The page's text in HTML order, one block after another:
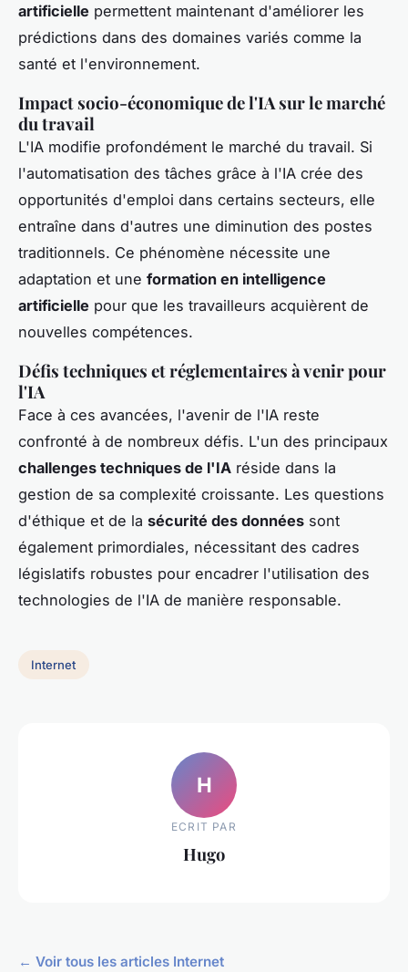
artificielle permettent maintenant d'améliorer les
prédictions dans des domaines variés comme la
santé et l'environnement.
Impact socio-économique de l'IA sur le marché
du travail
L'IA modifie profondément le marché du travail. Si
l'automatisation des tâches grâce à l'IA crée des
opportunités d'emploi dans certains secteurs, elle
entraîne dans d'autres une diminution des postes
traditionnels. Ce phénomène nécessite une
adaptation et une formation en intelligence
artificielle pour que les travailleurs acquièrent de
nouvelles compétences.
Défis techniques et réglementaires à venir pour
l'IA
Face à ces avancées, l'avenir de l'IA reste
confronté à de nombreux défis. L'un des principaux
challenges techniques de l'IA réside dans la
gestion de sa complexité croissante. Les questions
d'éthique et de la sécurité des données sont
également primordiales, nécessitant des cadres
législatifs robustes pour encadrer l'utilisation des
technologies de l'IA de manière responsable.
Internet
H
ECRIT PAR
Hugo
← Voir tous les articles Internet